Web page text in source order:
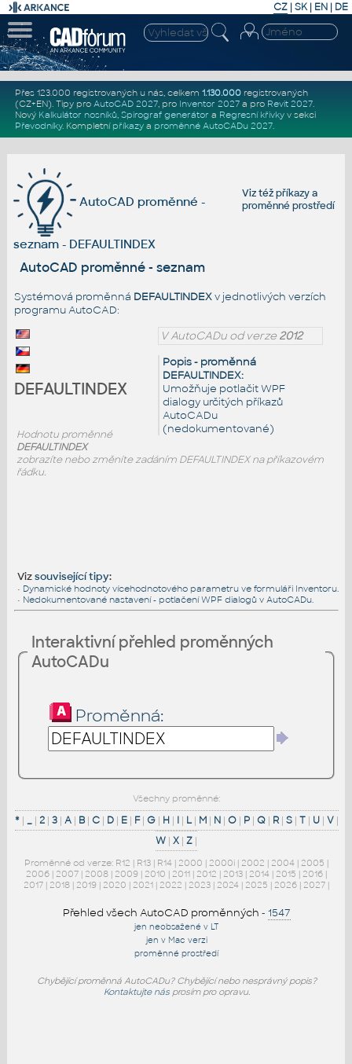
CZ | SK| EN | DE
Přes 123.000 registrovaných u nás, celkem 1.130.000registrovaných
(CZ+EN). Tipy pro AutoCAD 2027, pro Inventor 2027a pro Revit 2027.
Nový Kalkulátor nosníků, Spirograf generátor a Regresní křivkyv sekci
Převodníky. Kompletní příkazya proměnné AutoCADu 2027.
Viz téžpříkazya
proměnné prostředí
AutoCAD proměnné -
seznam - DEFAULTINDEX
AutoCAD proměnné - seznam
Systémová proměnná DEFAULTINDEXv jednotlivých verzích
programu AutoCAD:
V AutoCADu od verze2012
Popis - proměnná
DEFAULTINDEX:
Umožňuje potlačit WPF
dialogy určitých příkazů
AutoCADu
(nedokumentované)
DEFAULTINDEX
Hodnotu proměnné
DEFAULTINDEX
zobrazíte nebo změníte zadáním DEFAULTINDEX na příkazovém
řádku.
Vizsouvisející tipy:
• Dynamické hodnoty vícehodnotového parametru ve formuláři Inventoru.
• Nedokumentované nastavení - potlačení WPF dialogů v AutoCADu.
Interaktivní přehled proměnných
AutoCADu
Proměnná:
Všechny proměnné:
*| _| 2| 3| A| B| C| D| E| F| G| H | I| L| M| N| O| P| Q| R| S| T| U| V|
W | X | Z |
Proměnné od verze: R12 | R13 | R14 | 2000 | 2000i | 2002 | 2004 | 2005 |
2006 | 2007 | 2008 | 2009 | 2010 | 2011 | 2012 | 2013 | 2014 | 2015 | 2016 |
2017 | 2018 | 2019 | 2020 | 2021 | 2022 | 2023 | 2024 | 2025 | 2026 | 2027 |
Přehled všech AutoCAD proměnných - 1547
jen neobsažené v LT
jen v Mac verzi
proměnné prostředí
Chybějící proměnná AutoCADu? Chybějící nebo nesprávný popis?
Kontaktujte násprosím pro opravu.